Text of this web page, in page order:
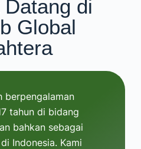
di
Global
berpengalaman
tahun di bidang
bahkan sebagai
Indonesia. Kami